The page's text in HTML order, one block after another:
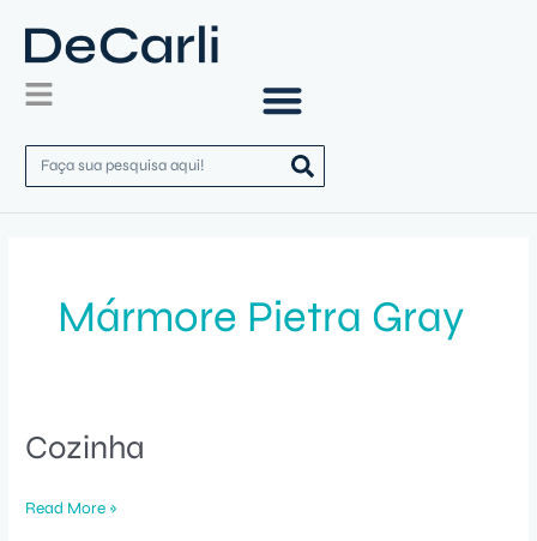
Pesquisar
Mármore Pietra Gray
Cozinha
Cozinha
Read More »